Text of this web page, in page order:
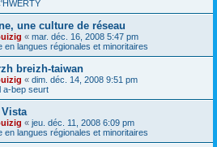
une culture de réseau
« mar. déc. 16, 2008 5:47 pm
en langues régionales et minoritaires
breizh-taiwan
« dim. déc. 14, 2008 9:51 pm
a-bep seurt
« jeu. déc. 11, 2008 6:09 pm
en langues régionales et minoritaires